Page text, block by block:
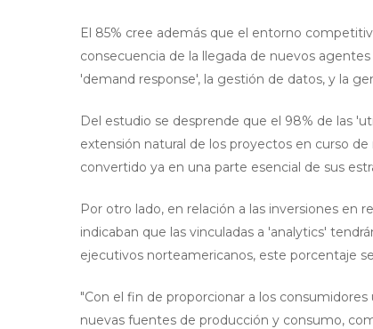
El 85% cree además que el entorno
consecuencia de la llegada de nuevos
'demand response', la gestión de datos, y la
Del estudio se desprende que el 98% de las
extensión natural de los proyectos en curso
convertido ya en una parte esencial de sus
Por otro lado, en relación a las inversiones en
indicaban que las vinculadas a 'analytics'
ejecutivos norteamericanos, este porcentaje
"Con el fin de proporcionar a los
nuevas fuentes de producción y consumo,